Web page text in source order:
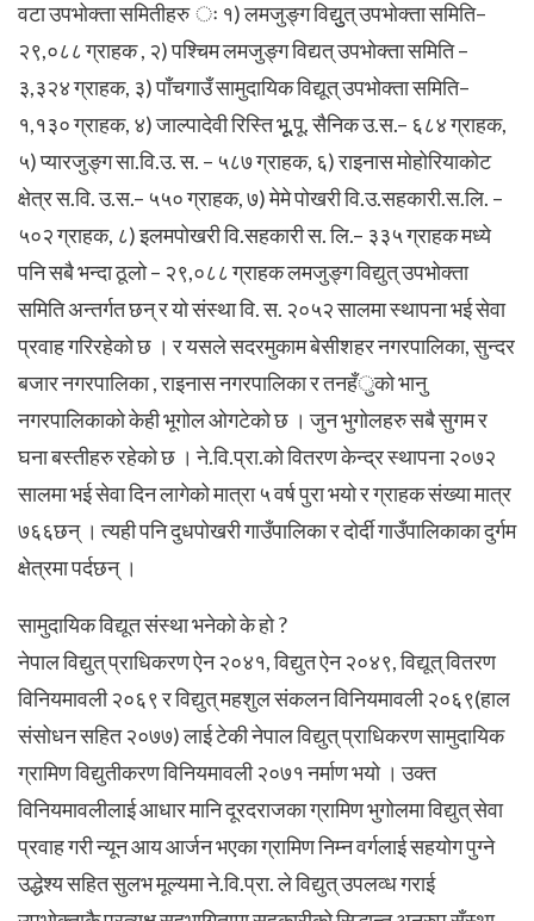
वटा उपभोक्ता समितीहरु ः १) लमजुङ्ग विद्युुत् उपभोक्ता समिति–
२९,०८८ ग्राहक , २) पश्चिम लमजुङ्ग विद्यत् उपभोक्ता समिति –
३,३२४ ग्राहक, ३) पाँचगाउँ सामुदायिक विद्यूत् उपभोक्ता समिति–
१,१३० ग्राहक, ४) जाल्पादेवी रिस्ति भूू.पू. सैनिक उ.स.– ६८४ ग्राहक,
५) प्यारजुङ्ग सा.वि.उ. स. – ५८७ ग्राहक, ६) राइनास मोहोरियाकोट
क्षेत्र स.वि. उ.स.– ५५० ग्राहक, ७) मेमे पोखरी वि.उ.सहकारी.स.लि. –
५०२ ग्राहक, ८) इलमपोखरी वि.सहकारी स. लि.– ३३५ ग्राहक मध्ये
पनि सबै भन्दा ठूलो – २९,०८८ ग्राहक लमजुङ्ग विद्युत् उपभोक्ता
समिति अन्तर्गत छन् र यो संस्था वि. स. २०५२ सालमा स्थापना भई सेवा
प्रवाह गरिरहेको छ । र यसले सदरमुकाम बेसीशहर नगरपालिका, सुन्दर
बजार नगरपालिका , राइनास नगरपालिका र तनहँुको भानु
नगरपालिकाको केही भूगोल ओगटेको छ । जुन भुगोलहरु सबै सुगम र
घना बस्तीहरु रहेको छ । ने.वि.प्रा.को वितरण केन्द्र स्थापना २०७२
सालमा भई सेवा दिन लागेको मात्रा ५ वर्ष पुरा भयो र ग्राहक संख्या मात्र
७६६छन् । त्यही पनि दुधपोखरी गाउँपालिका र दोर्दी गाउँपालिकाका दुर्गम
क्षेत्रमा पर्दछन् ।
सामुदायिक विद्यूत संस्था भनेको के हो ?
नेपाल विद्युत् प्राधिकरण ऐन २०४१, विद्युत ऐन २०४९, विद्यूत् वितरण
विनियमावली २०६९ र विद्युत् महशुल संकलन विनियमावली २०६९(हाल
संसोधन सहित २०७७) लाई टेकी नेपाल विद्युत् प्राधिकरण सामुदायिक
ग्रामिण विद्युतीकरण विनियमावली २०७१ नर्माण भयो । उक्त
विनियमावलीलाई आधार मानि दूरदराजका ग्रामिण भुगोलमा विद्युत् सेवा
प्रवाह गरी न्यून आय आर्जन भएका ग्रामिण निम्न वर्गलाई सहयोग पुग्ने
उद्धेश्य सहित सुलभ मूल्यमा ने.वि.प्रा. ले विद्युत् उपलव्ध गराई